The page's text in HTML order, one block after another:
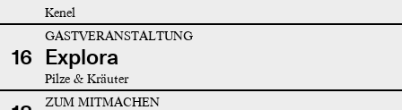
Kenel
16
GASTVERANSTALTUNG
Explora
Pilze & Kräuter
ZUM MITMACHEN